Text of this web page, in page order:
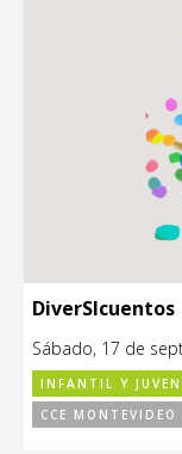
DiverSIcuentos
Sábado, 17 de
INFANTIL Y
CCE MONTEVIDEO